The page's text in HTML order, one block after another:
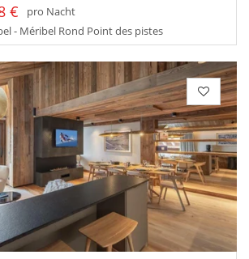
€
pro Nacht
- Méribel Rond Point des pistes